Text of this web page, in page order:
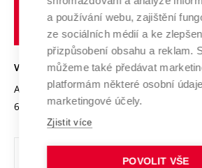
Transfer znalostí
Open Science
Projekty
Projekty ze strukturálních fondů
Specifický výzkum
Služby univerzity
Mezinárodní dohody
Univerzitní sítě
Podnikavá univerzita / ContriBUTe
Bezpečná univerzita
Vyznamenání
Organizační struktura
Ochrana osobních údajů
VYSOKÉ UČENÍ TECHNICKÉ V BRNĚ
Antonínská 548/1
602 00 Brno
www.vut.cz
vut@vutbr.cz
a používání webu, zajištění
ze sociálních médií a ke
přizpůsobení obsahu a reklam.
můžeme také předávat
platformám některé osobní
marketingové účely.
Zjistit více
POVOLIT VŠE